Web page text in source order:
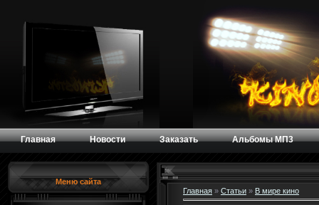
Главная Новости Заказать Альбомы МП3
Меню сайта
Главная » Статьи » В мире кино